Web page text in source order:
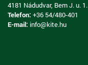
4181 Nádudvar, Bem J. u. 1.
Telefon: +36 54/480-401
E-mail: info@kite.hu